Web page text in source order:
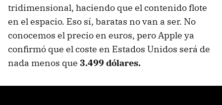
tridimensional, haciendo que el contenido flote
en el espacio. Eso sí, baratas no van a ser. No
conocemos el precio en euros, pero Apple ya
confirmó que el coste en Estados Unidos será de
nada menos que 3.499 dólares.